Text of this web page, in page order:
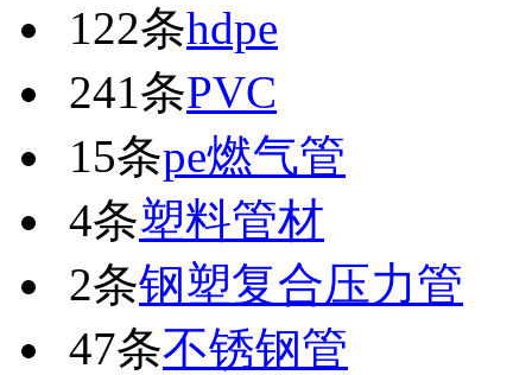
122条hdpe
241条PVC
15条pe燃气管
4条塑料管材
2条钢塑复合压力管
47条不锈钢管